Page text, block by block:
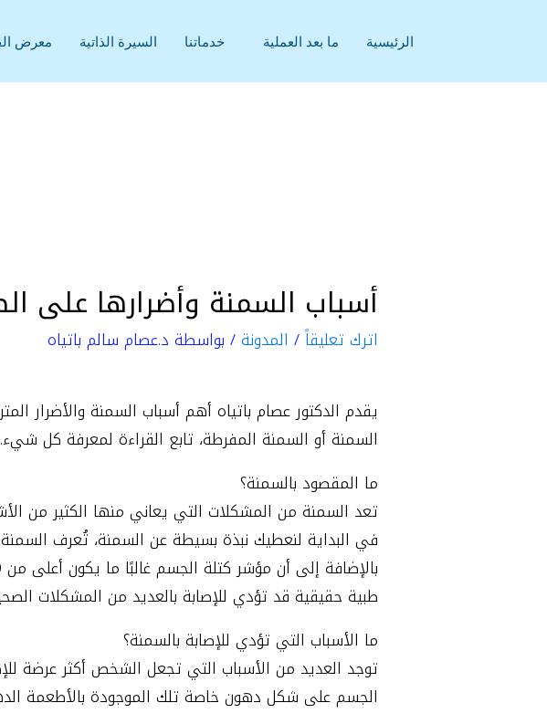
الرئيسية ما بعد العملية خدماتنا السيرة الذاتية معرض
أسباب السمنة وأضرارها على
اترك تعليقاً/ المدونة/ بواسطة د.عصام سالم باتياه
يقدم الدكتور عصام باتياه أهم أسباب السمنة والأضرار
السمنة أو السمنة المفرطة، تابع القراءة لمعرفة كل شيء.
ما المقصود بالسمنة؟
تعد السمنة من المشكلات التي يعاني منها الكثير من
في البداية لنعطيك نبذة بسيطة عن السمنة، تُعرف
طبية حقيقية قد تؤدي للإصابة بالعديد من المشكلات
ما الأسباب التي تؤدي للإصابة بالسمنة؟
توجد العديد من الأسباب التي تجعل الشخص أكثر عرضة
الجسم على شكل دهون خاصة تلك الموجودة بالأطعمة